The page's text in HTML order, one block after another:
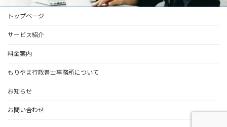
トップページ
サービス紹介
料金案内
もりやま行政書士事務所について
お知らせ
お問い合わせ